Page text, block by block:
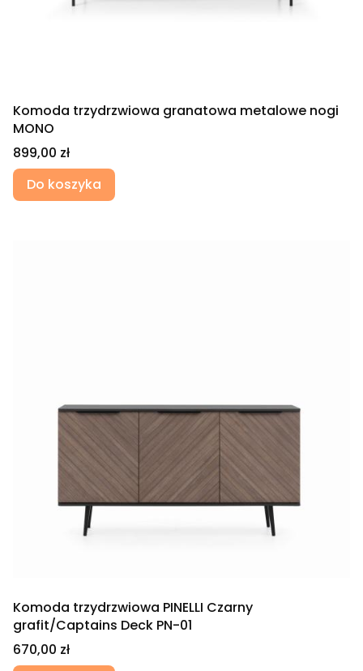
Komoda trzydrzwiowa granatowa metalowe nogi
MONO
Cena
899,00 zł
Do koszyka
Komoda trzydrzwiowa PINELLI Czarny
grafit/Captains Deck PN-01
Cena
670,00 zł